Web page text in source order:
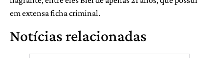
em extensa ficha criminal.
Notícias relacionadas